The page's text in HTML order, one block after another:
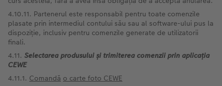
4.10.11. Partenerul este responsabil pentru toate comenzile
plasate prin intermediul contului său sau al software-ului pus la
dispoziție, inclusiv pentru comenzile generate de utilizatorii
finali.
4.11. Selectarea produsului și trimiterea comenzii prin aplicația
CEWE
4.11.1. Comandă o carte foto CEWE